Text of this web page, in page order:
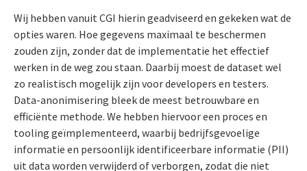
Wij hebben vanuit CGI hierin geadviseerd en gekeken wat de
opties waren. Hoe gegevens maximaal te beschermen
zouden zijn, zonder dat de implementatie het effectief
werken in de weg zou staan. Daarbij moest de dataset wel
zo realistisch mogelijk zijn voor developers en testers.
Data-anonimisering bleek de meest betrouwbare en
efficiënte methode. We hebben hiervoor een proces en
tooling geïmplementeerd, waarbij bedrijfsgevoelige
informatie en persoonlijk identificeerbare informatie (PII)
uit data worden verwijderd of verborgen, zodat die niet